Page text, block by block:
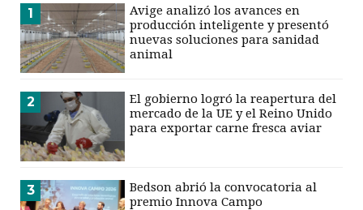
1
Avige analizó los avances en
producción inteligente y presentó
nuevas soluciones para sanidad
animal
2
El gobierno logró la reapertura del
mercado de la UE y el Reino Unido
para exportar carne fresca aviar
3
Bedson abrió la convocatoria al
premio Innova Campo